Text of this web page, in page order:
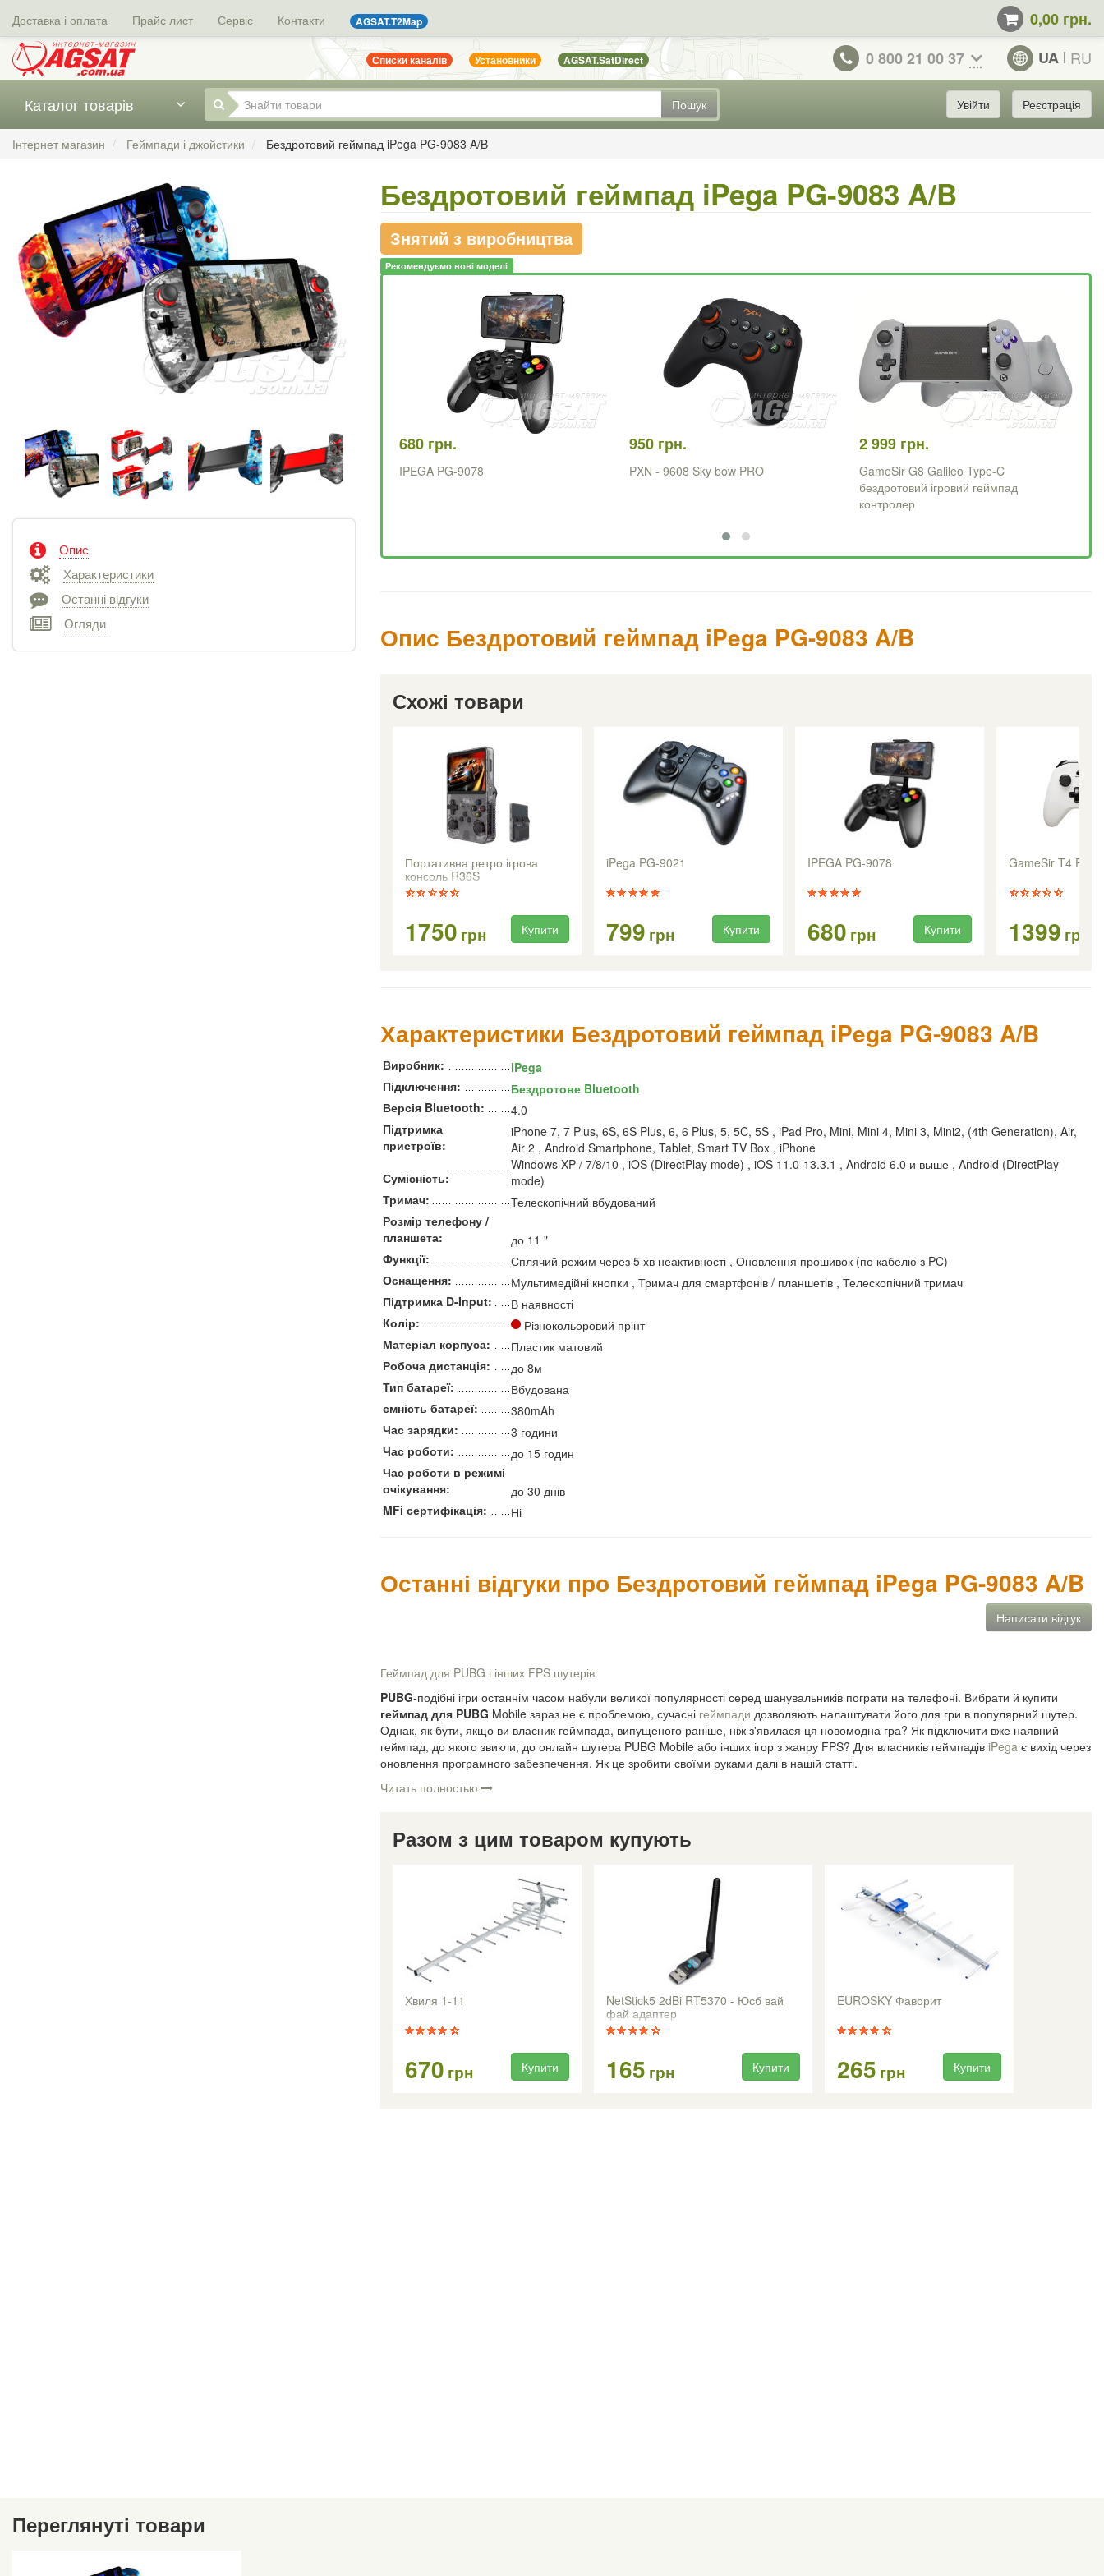
Доставка і оплата Прайс лист Сервіс Контакти AGSAT.T2Map 0,00 грн.
Списки каналів Установники AGSAT.SatDirect 0 800 21 00 37 UA RU
Пошук
Каталог товарів Увійти Реєстрація
Інтернет магазин Геймпади і джойстики Бездротовий геймпад iPega PG-9083 A/B
Опис
Характеристики
Останні відгуки
Огляди
Бездротовий геймпад iPega PG-9083 A/B
Знятий з виробництва
Рекомендуємо нові моделі
680 грн.
IPEGA PG-9078
950 грн.
PXN - 9608 Sky bow PRO
2 999 грн.
GameSir G8 Galileo Type-C
бездротовий ігровий геймпад
контролер
Опис Бездротовий геймпад iPega PG-9083 A/B
Схожі товари
Портативна ретро ігрова
консоль R36S
1750 грн Купити
iPega PG-9021
799 грн Купити
IPEGA PG-9078
680 грн Купити
GameSir T4 Pro
1399 грн
Характеристики Бездротовий геймпад iPega PG-9083 A/B
Виробник:
iPega
Підключення:
Бездротове Bluetooth
Версія Bluetooth:
4.0
Підтримка
пристроїв:
iPhone 7, 7 Plus, 6S, 6S Plus, 6, 6 Plus, 5, 5C, 5S , iPad Pro, Mini, Mini 4, Mini 3, Mini2, (4th Generation), Air,
Air 2 , Android Smartphone, Tablet, Smart TV Box , iPhone
Сумісність:
Windows XP / 7/8/10 , iOS (DirectPlay mode) , iOS 11.0-13.3.1 , Android 6.0 и выше , Android (DirectPlay
mode)
Тримач:
Телескопічний вбудований
Розмір телефону /
планшета:
до 11 "
Функції:
Сплячий режим через 5 хв неактивності , Оновлення прошивок (по кабелю з PC)
Оснащення:
Мультимедійні кнопки , Тримач для смартфонів / планшетів , Телескопічний тримач
Підтримка D-Input:
В наявності
Колір:
Різнокольоровий прінт
Матеріал корпуса:
Пластик матовий
Робоча дистанція:
до 8м
Тип батареї:
Вбудована
ємність батареї:
380mAh
Час зарядки:
3 години
Час роботи:
до 15 годин
Час роботи в режимі
очікування:
до 30 днів
MFi сертифікація:
Ні
Останні відгуки про Бездротовий геймпад iPega PG-9083 A/B
Написати відгук
Геймпад для PUBG і інших FPS шутерів
PUBG-подібні ігри останнім часом набули великої популярності серед шанувальників пограти на телефоні. Вибрати й купити
геймпад для PUBG Mobile зараз не є проблемою, сучасні геймпади дозволяють налаштувати його для гри в популярний шутер.
Однак, як бути, якщо ви власник геймпада, випущеного раніше, ніж з'явилася ця новомодна гра? Як підключити вже наявний
геймпад, до якого звикли, до онлайн шутера PUBG Mobile або інших ігор з жанру FPS? Для власників геймпадів iPega є вихід через
оновлення програмного забезпечення. Як це зробити своїми руками далі в нашій статті.
Читать полностью
Разом з цим товаром купують
Хвиля 1-11
670 грн Купити
NetStick5 2dBi RT5370 - Юсб вай
фай адаптер
165 грн Купити
EUROSKY Фаворит
265 грн Купити
Переглянуті товари